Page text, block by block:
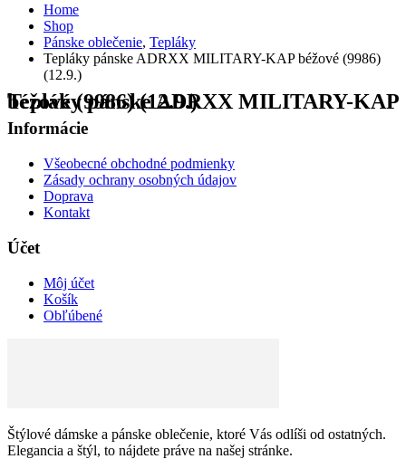
Home
Shop
Pánske oblečenie, Tepláky
Tepláky pánske ADRXX MILITARY-KAP béžové (9986)
(12.9.)
Tepláky pánske ADRXX MILITARY-KAP béžové (9986) (12.9.)
Informácie
Všeobecné obchodné podmienky
Zásady ochrany osobných údajov
Doprava
Kontakt
Účet
Môj účet
Košík
Obľúbené
Štýlové dámske a pánske oblečenie, ktoré Vás odlíši od ostatných.
Elegancia a štýl, to nájdete práve na našej stránke.